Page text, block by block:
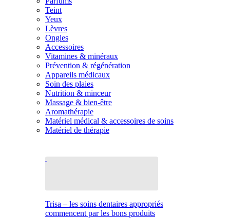
Teint
Yeux
Lèvres
Ongles
Accessoires
Vitamines & minéraux
Prévention & régénération
Appareils médicaux
Soin des plaies
Nutrition & minceur
Massage & bien-être
Aromathérapie
Matériel médical & accessoires de soins
Matériel de thérapie
Trisa – les soins dentaires appropriés
commencent par les bons produits